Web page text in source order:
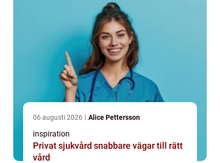
06 augusti 2026 Alice Pettersson
inspiration
Privat sjukvård snabbare vägar till rätt
vård